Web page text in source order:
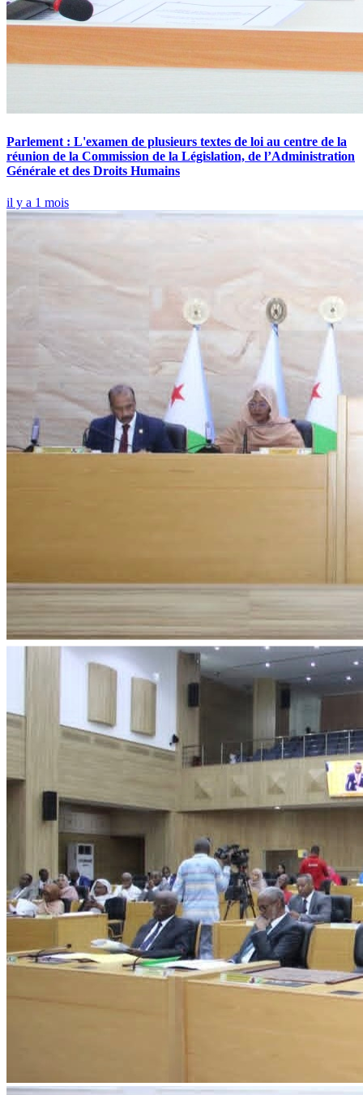
Parlement : L'examen de plusieurs textes de loi au centre de la
réunion de la Commission de la Législation, de l’Administration
Générale et des Droits Humains
il y a 1 mois